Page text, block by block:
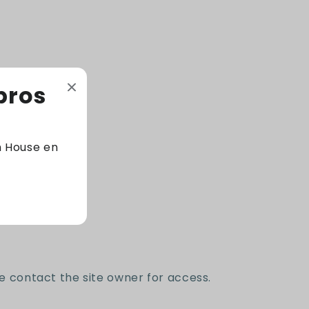
Código: 9789585594012
en
contact the site owner for access.